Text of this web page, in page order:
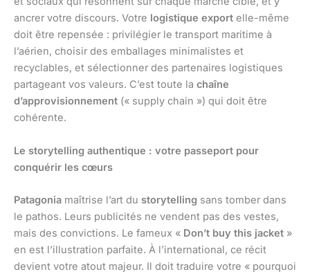
ancrer votre discours. Votre logistique export elle-même
doit être repensée : privilégier le transport maritime à
l’aérien, choisir des emballages minimalistes et
recyclables, et sélectionner des partenaires logistiques
partageant vos valeurs. C’est toute la chaîne
d’approvisionnement (« supply chain ») qui doit être
cohérente.
Le storytelling authentique : votre passeport pour
conquérir les cœurs
Patagonia maîtrise l’art du storytelling sans tomber dans
le pathos. Leurs publicités ne vendent pas des vestes,
mais des convictions. Le fameux « Don’t buy this jacket »
en est l’illustration parfaite. À l’international, ce récit
devient votre atout majeur. Il doit traduire votre « pourquoi